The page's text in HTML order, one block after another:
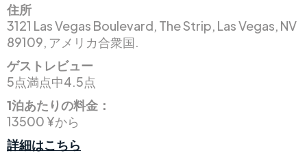
住所
3121 Las Vegas Boulevard, The Strip, Las Vegas, NV
89109, アメリカ合衆国.
ゲストレビュー
5点満点中4.5点
1泊あたりの料金：
13500 ¥から
詳細はこちら